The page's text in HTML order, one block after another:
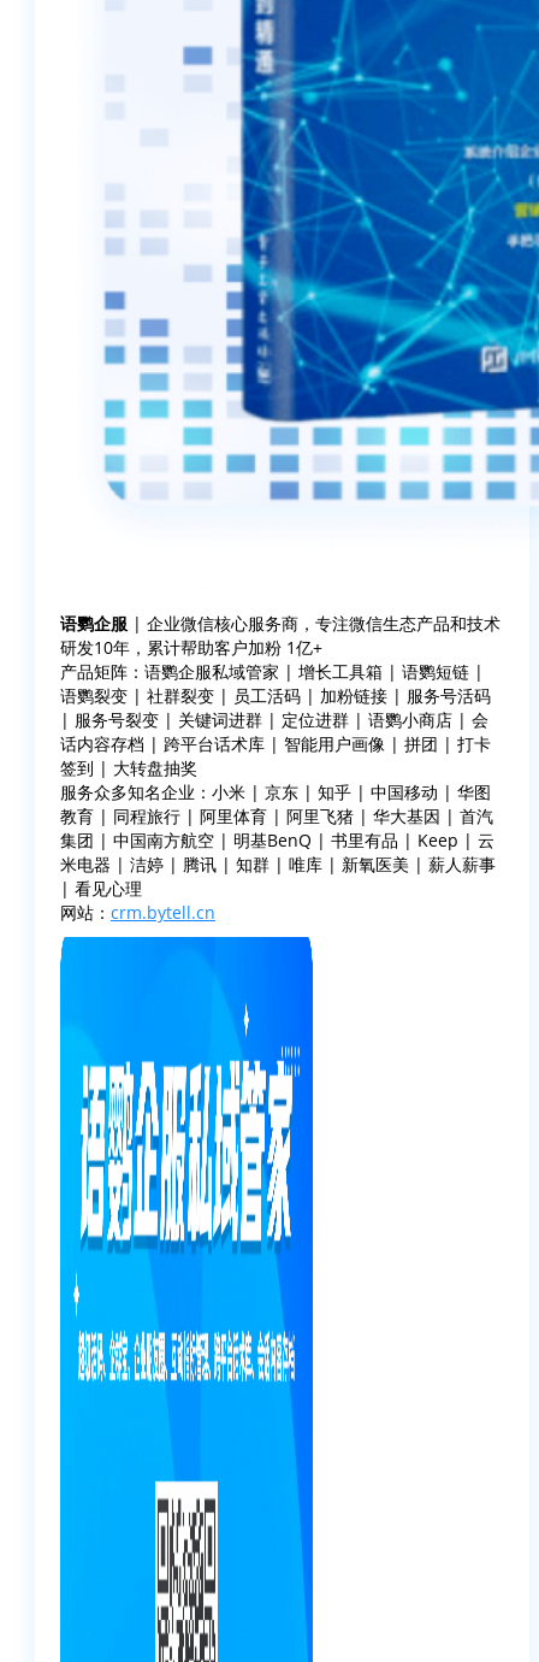
语鹦企服 | 企业微信核心服务商，专注微信生态产品和技术
研发10年，累计帮助客户加粉 1亿+
产品矩阵：语鹦企服私域管家 | 增长工具箱 | 语鹦短链 |
语鹦裂变 | 社群裂变 | 员工活码 | 加粉链接 | 服务号活码
| 服务号裂变 | 关键词进群 | 定位进群 | 语鹦小商店 | 会
话内容存档 | 跨平台话术库 | 智能用户画像 | 拼团 | 打卡
签到 | 大转盘抽奖
服务众多知名企业：小米 | 京东 | 知乎 | 中国移动 | 华图
教育 | 同程旅行 | 阿里体育 | 阿里飞猪 | 华大基因 | 首汽
集团 | 中国南方航空 | 明基BenQ | 书里有品 | Keep | 云
米电器 | 洁婷 | 腾讯 | 知群 | 唯库 | 新氧医美 | 薪人薪事
| 看见心理
网站： crm.bytell.cn